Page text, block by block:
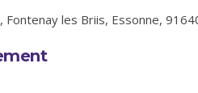
Fontenay les Briis, Essonne,